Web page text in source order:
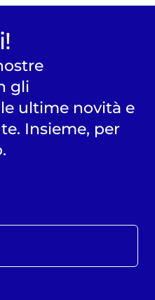
gli
ultime novità e
Insieme, per